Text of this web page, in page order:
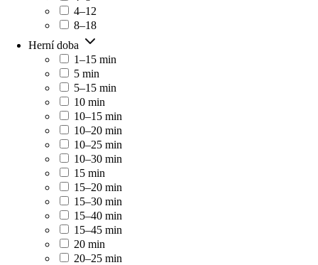
4–12
8–18
Herní doba
1–15 min
5 min
5–15 min
10 min
10–15 min
10–20 min
10–25 min
10–30 min
15 min
15–20 min
15–30 min
15–40 min
15–45 min
20 min
20–25 min